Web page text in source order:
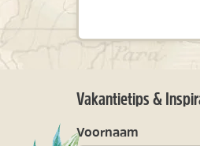
Vakantietips &
Voornaam